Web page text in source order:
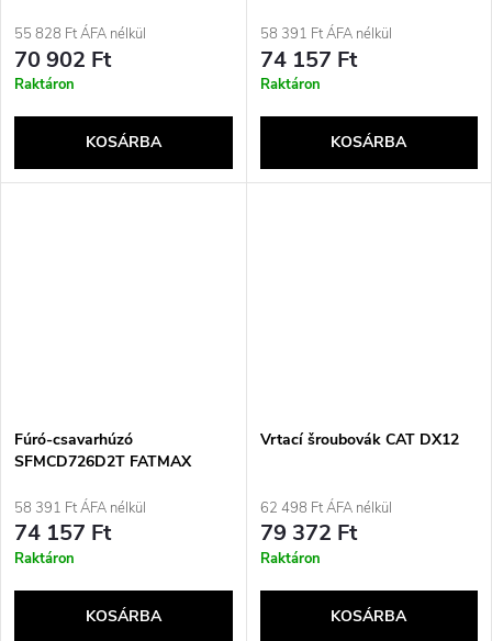
55 828 Ft ÁFA nélkül
70 902 Ft
Raktáron
KOSÁRBA
58 391 Ft ÁFA nélkül
74 157 Ft
Raktáron
KOSÁRBA
Fúró-csavarhúzó
SFMCD726D2T FATMAX
58 391 Ft ÁFA nélkül
74 157 Ft
Raktáron
KOSÁRBA
Vrtací šroubovák CAT DX12
62 498 Ft ÁFA nélkül
79 372 Ft
Raktáron
KOSÁRBA